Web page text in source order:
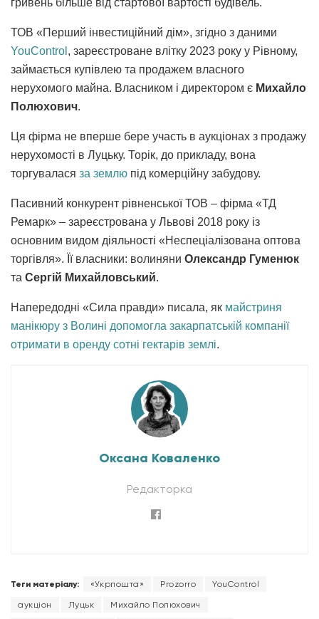
ТОВ «Перший інвестиційний дім», згідно з даними
YouControl , зареєстроване влітку 2023 року у Рівному,
займається купівлею та продажем власного
нерухомого майна. Власником і директором є Михайло
Полюхович.
Ця фірма не вперше бере участь в аукціонах з продажу
нерухомості в Луцьку. Торік, до прикладу, вона
торгувалася за землю під комерційну забудову.
Пасивний конкурент рівненської ТОВ – фірма «ТД
Ремарк» – зареєстрована у Львові 2018 року із
основним видом діяльності «Неспеціалізована оптова
торгівля». Її власники: волиняни Олександр Гуменюк
та Сергій Михайловський.
Напередодні «Сила правди» писала, як майстриня
манікюру з Волині допомогла закарпатській компанії
отримати в оренду сотні гектарів землі.
Оксана Коваленко
Редакторка
Теги матеріалу: «Укрпошта» Prozorro YouControl
аукціон Луцьк Михайло Полюхович